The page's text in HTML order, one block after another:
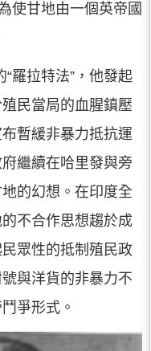
使甘地由一個英帝國
羅拉特法”，他發起
民當局的血腥鎮壓
暫緩非暴力抵抗運
繼續在哈里發與旁
的幻想。在印度全
不合作思想趨於成
眾性的抵制殖民政
與洋貨的非暴力不
爭形式。